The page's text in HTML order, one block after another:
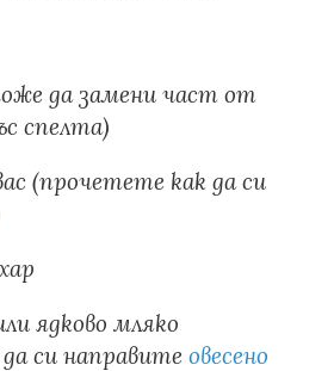
да замени част от
спелта)
(прочетете как да си
ядково мляко
си направите овесено